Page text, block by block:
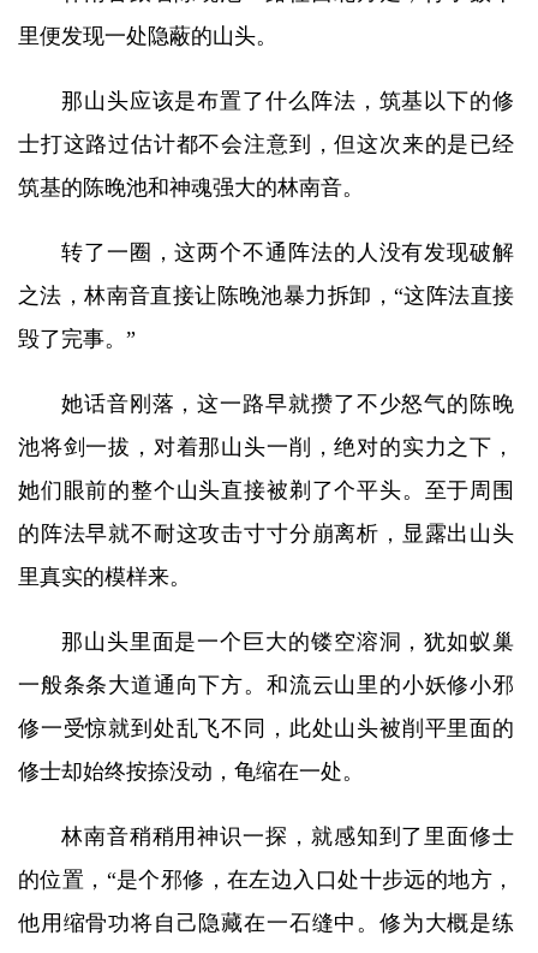
里便发现一处隐蔽的山头。
那山头应该是布置了什么阵法，筑基以下的修
士打这路过估计都不会注意到，但这次来的是已经
筑基的陈晚池和神魂强大的林南音。
转了一圈，这两个不通阵法的人没有发现破解
之法，林南音直接让陈晚池暴力拆卸，“这阵法直接
毁了完事。”
她话音刚落，这一路早就攒了不少怒气的陈晚
池将剑一拔，对着那山头一削，绝对的实力之下，
她们眼前的整个山头直接被剃了个平头。至于周围
的阵法早就不耐这攻击寸寸分崩离析，显露出山头
里真实的模样来。
那山头里面是一个巨大的镂空溶洞，犹如蚁巢
一般条条大道通向下方。和流云山里的小妖修小邪
修一受惊就到处乱飞不同，此处山头被削平里面的
修士却始终按捺没动，龟缩在一处。
林南音稍稍用神识一探，就感知到了里面修士
的位置，“是个邪修，在左边入口处十步远的地方，
他用缩骨功将自己隐藏在一石缝中。修为大概是练